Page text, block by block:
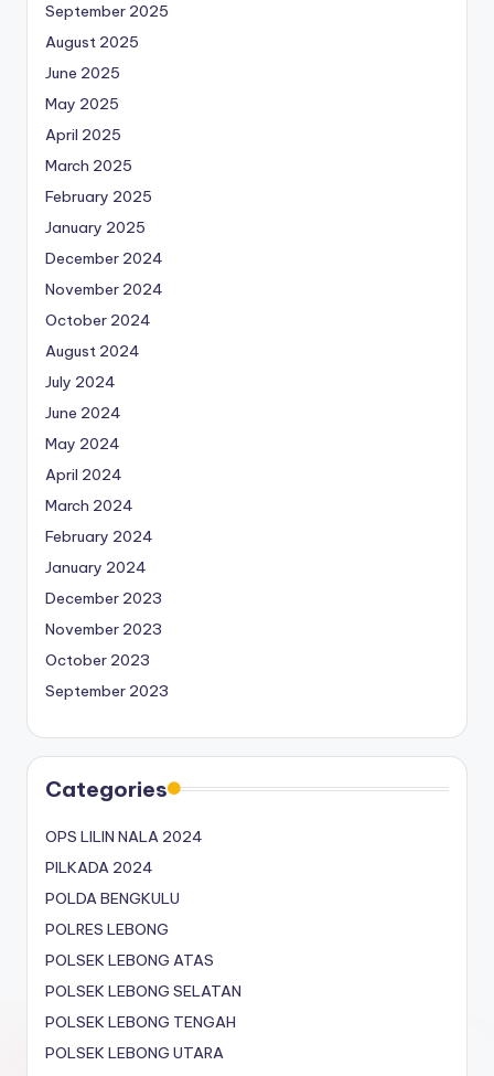
September 2025
August 2025
June 2025
May 2025
April 2025
March 2025
February 2025
January 2025
December 2024
November 2024
October 2024
August 2024
July 2024
June 2024
May 2024
April 2024
March 2024
February 2024
January 2024
December 2023
November 2023
October 2023
September 2023
Categories
OPS LILIN NALA 2024
PILKADA 2024
POLDA BENGKULU
POLRES LEBONG
POLSEK LEBONG ATAS
POLSEK LEBONG SELATAN
POLSEK LEBONG TENGAH
POLSEK LEBONG UTARA